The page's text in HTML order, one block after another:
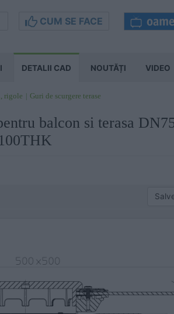
CUM SE FACE
DETALII CAD NOUTĂȚI VIDEO
rigole Guri de scurgere terase
balcon si terasa